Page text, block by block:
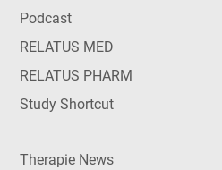
Podcast
RELATUS MED
RELATUS PHARM
Study Shortcut
Therapie News